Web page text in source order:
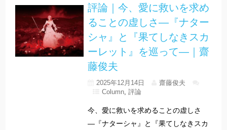
評論｜今、愛に救いを求め
ることの虚しさ―『ナター
シャ』と『果てしなきスカ
ーレット』を巡って―｜齋
藤俊夫
2025年12月14日
齋藤俊夫
Column, 評論
今、愛に救いを求めることの虚しさ
―『ナターシャ』と『果てしなきスカ